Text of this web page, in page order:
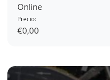
Online
Precio:
€0,00